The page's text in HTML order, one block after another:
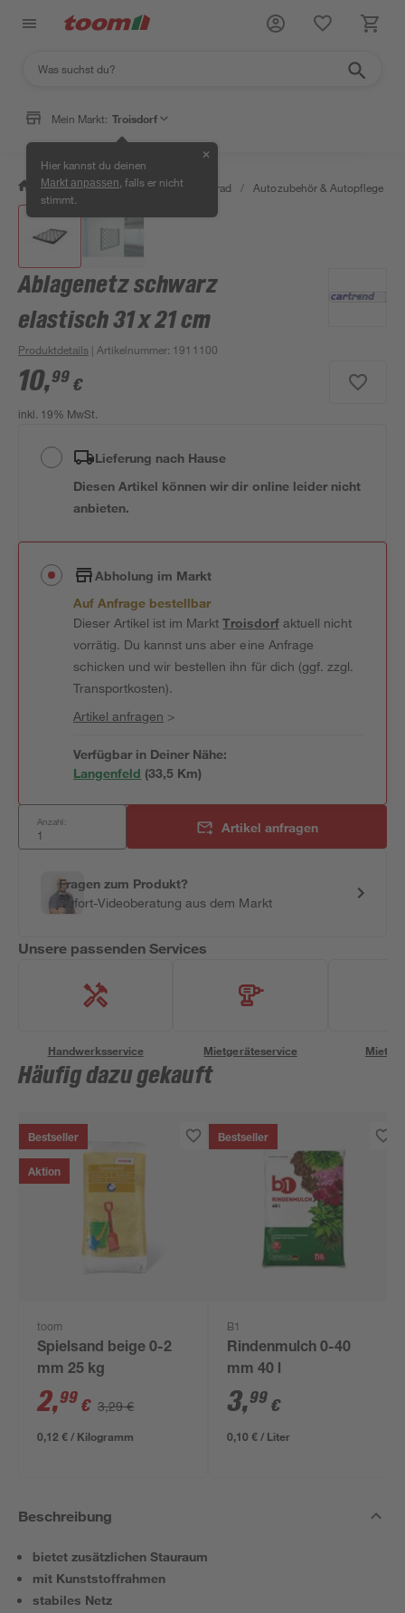
Mein Markt: Troisdorf
Hier kannst du deinen
Markt anpassen , falls er nicht
stimmt.
✕
/ Garten & Freizeit / Auto & Fahrrad / Autozubehör & Autopflege
Ablagenetz schwarz
elastisch 31 x 21 cm
Produktdetails | Artikelnummer: 1911100
10,99 €
inkl. 19% MwSt.
Lieferung nach Hause
Diesen Artikel können wir dir online leider nicht
anbieten.
Abholung im Markt
Auf Anfrage bestellbar
Dieser Artikel ist im MarktTroisdorfaktuell nicht
vorrätig. Du kannst uns aber eine Anfrage
schicken und wir bestellen ihn für dich (ggf. zzgl.
Transportkosten).
Artikel anfragen >
Verfügbar in Deiner Nähe:
Langenfeld (33,5 Km)
Anzahl: Artikel anfragen
Fragen zum Produkt?
Sofort-Videoberatung aus dem Markt
Unsere passenden Services
Handwerksservice Mietgeräteservice
Häufig dazu gekauft
Bestseller
Aktion
toom
Spielsand beige 0-2
mm 25 kg
2,99 € 3,29 €
0,12 € / Kilogramm
Bestseller
B1
Rindenmulch 0-40
mm 40 l
3,99 €
0,10 € / Liter
Beschreibung
bietet zusätzlichen Stauraum
mit Kunststoffrahmen
stabiles Netz